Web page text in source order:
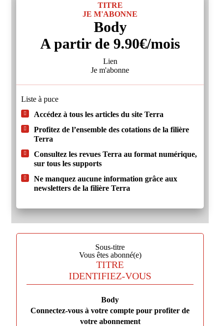
TITRE
JE M'ABONNE
Body
A partir de 9.90€/mois
Lien
Je m'abonne
Liste à puce
Accédez à tous les articles du site Terra
Profitez de l’ensemble des cotations de la filière
Terra
Consultez les revues Terra au format numérique,
sur tous les supports
Ne manquez aucune information grâce aux
newsletters de la filière Terra
Sous-titre
Vous êtes abonné(e)
TITRE
IDENTIFIEZ-VOUS
Body
Connectez-vous à votre compte pour profiter de
votre abonnement